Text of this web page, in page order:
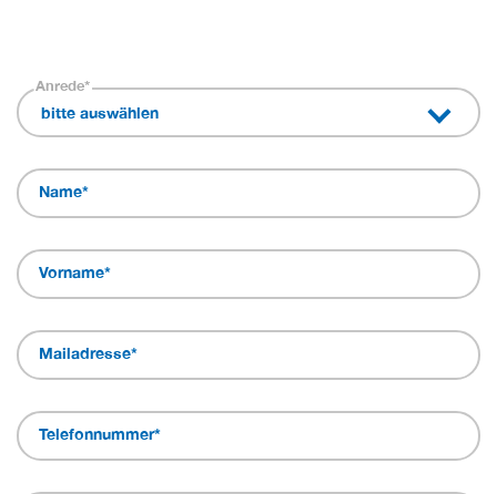
Anrede*
bitte auswählen
Name*
Vorname*
Mailadresse*
Telefonnummer*